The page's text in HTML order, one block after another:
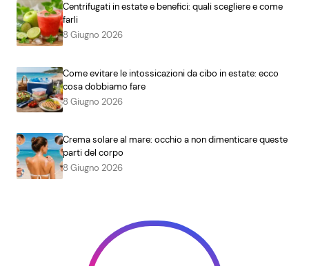
Centrifugati in estate e benefici: quali scegliere e come
farli
8 Giugno 2026
Come evitare le intossicazioni da cibo in estate: ecco
cosa dobbiamo fare
8 Giugno 2026
Crema solare al mare: occhio a non dimenticare queste
parti del corpo
8 Giugno 2026